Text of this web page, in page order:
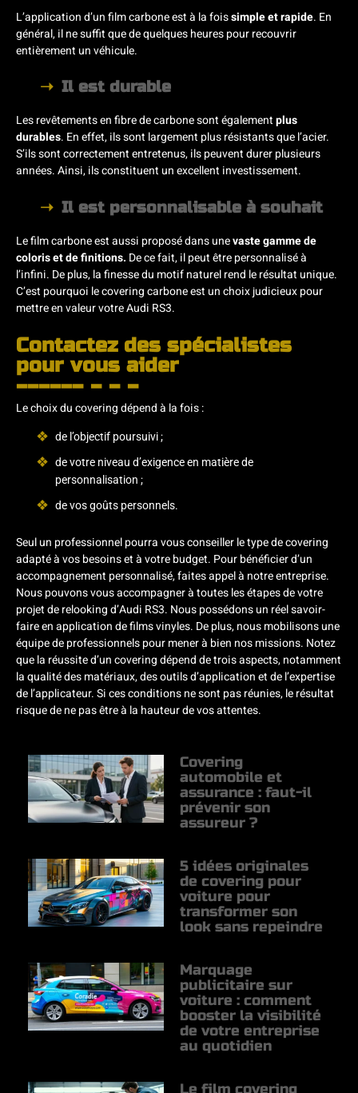
L’application d’un film carbone est à la foissimple et rapide. En
général, il ne suffit que de quelques heures pour recouvrir
entièrement un véhicule.
Il est durable
Les revêtements en fibre de carbone sont égalementplus
durables. En effet, ils sont largement plus résistants que l’acier.
S’ils sont correctement entretenus, ils peuvent durer plusieurs
années. Ainsi, ils constituent un excellent investissement.
Il est personnalisable à souhait
Le film carbone est aussi proposé dans unevaste gamme de
coloris et de finitions. De ce fait, il peut être personnalisé à
l’infini. De plus, la finesse du motif naturel rend le résultat unique.
C’est pourquoi le covering carbone est un choix judicieux pour
mettre en valeur votre Audi RS3.
Contactez des spécialistes
pour vous aider
Le choix du covering dépend à la fois :
de l’objectif poursuivi ;
de votre niveau d’exigence en matière de
personnalisation ;
de vos goûts personnels.
Seul un professionnel pourra vous conseiller le type de covering
adapté à vos besoins et à votre budget. Pour bénéficier d’un
accompagnement personnalisé, faites appel à notre entreprise.
Nous pouvons vous accompagner à toutes les étapes de votre
projet de relooking d’Audi RS3. Nous possédons un réel savoir-
faire en application de films vinyles. De plus, nous mobilisons une
équipe de professionnels pour mener à bien nos missions. Notez
que la réussite d’un covering dépend de trois aspects, notamment
la qualité des matériaux, des outils d’application et de l’expertise
de l’applicateur. Si ces conditions ne sont pas réunies, le résultat
risque de ne pas être à la hauteur de vos attentes.
Covering
automobile et
assurance : faut-il
prévenir son
assureur ?
5 idées originales
de covering pour
voiture pour
transformer son
look sans repeindre
Marquage
publicitaire sur
voiture : comment
booster la visibilité
de votre entreprise
au quotidien
Le film covering